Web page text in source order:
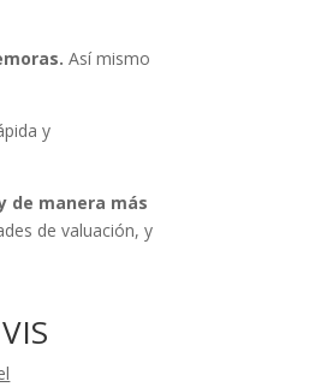
Así mismo
y
de manera más
de valuación, y